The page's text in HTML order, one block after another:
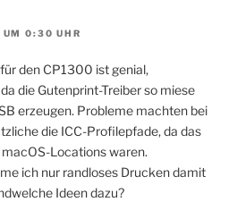
0:30 UHR
den CP1300 ist genial,
die Gutenprint-Treiber so miese
erzeugen. Probleme machten bei
die ICC-Profilepfade, da das
Locations waren.
ich nur randloses Drucken damit
Ideen dazu?